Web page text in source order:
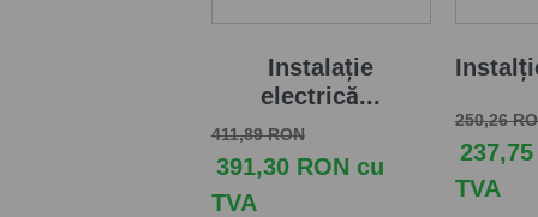
Instalație
electrică...
Pret de baza
411,89 RONPret
391,30 RON cu
TVA
Pret de
250,26
TVA